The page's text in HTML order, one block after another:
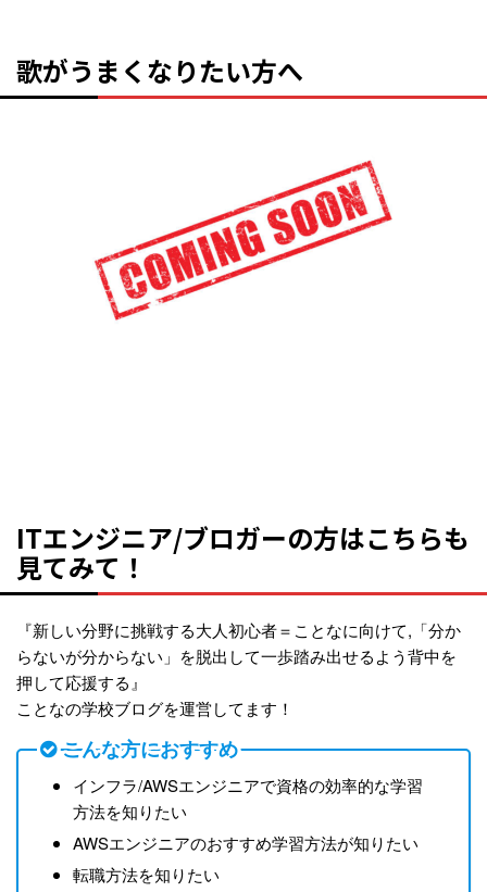
歌がうまくなりたい方へ
ITエンジニア/ブロガーの方はこちらも
見てみて！
『新しい分野に挑戦する大人初心者＝ことなに向けて,「分か
らないが分からない」を脱出して一歩踏み出せるよう背中を
押して応援する』
ことなの学校ブログを運営してます！
こんな方におすすめ
インフラ/AWSエンジニアで資格の効率的な学習
方法を知りたい
AWSエンジニアのおすすめ学習方法が知りたい
転職方法を知りたい